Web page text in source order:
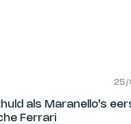
25/
als Maranello’s
Ferrari